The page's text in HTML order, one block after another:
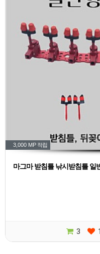
3,000 MP 적립
마그마 받침틀 낚시받침틀 일
3 1